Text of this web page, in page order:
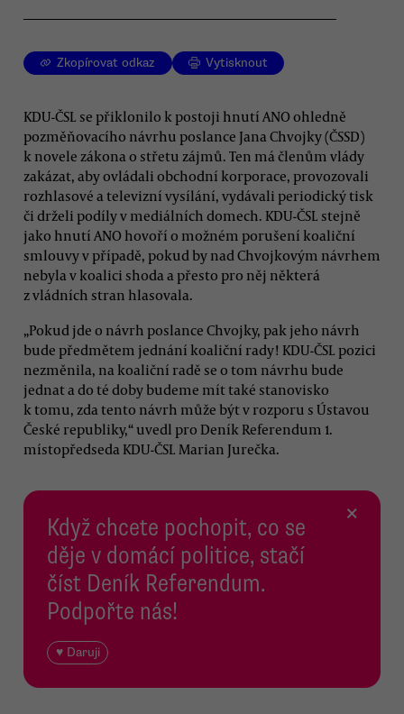
Zkopírovat odkaz Vytisknout
KDU-ČSL se přiklonilo k postoji hnutí ANO ohledně
pozměňovacího návrhu poslance Jana Chvojky (ČSSD)
k novele zákona o střetu zájmů. Ten má členům vlády
zakázat, aby ovládali obchodní korporace, provozovali
rozhlasové a televizní vysílání, vydávali periodický tisk
či drželi podíly v mediálních domech. KDU-ČSL stejně
jako hnutí ANO hovoří o možném porušení koaliční
smlouvy v případě, pokud by nad Chvojkovým návrhem
nebyla v koalici shoda a přesto pro něj některá
z vládních stran hlasovala.
„Pokud jde o návrh poslance Chvojky, pak jeho návrh
bude předmětem jednání koaliční rady! KDU-ČSL pozici
nezměnila, na koaliční radě se o tom návrhu bude
jednat a do té doby budeme mít také stanovisko
k tomu, zda tento návrh může být v rozporu s Ústavou
České republiky,“ uvedl pro Deník Referendum 1.
místopředseda KDU-ČSL Marian Jurečka.
Když chcete pochopit, co se
děje v domácí politice, stačí
číst Deník Referendum.
Podpořte nás!
♥ Daruji
×